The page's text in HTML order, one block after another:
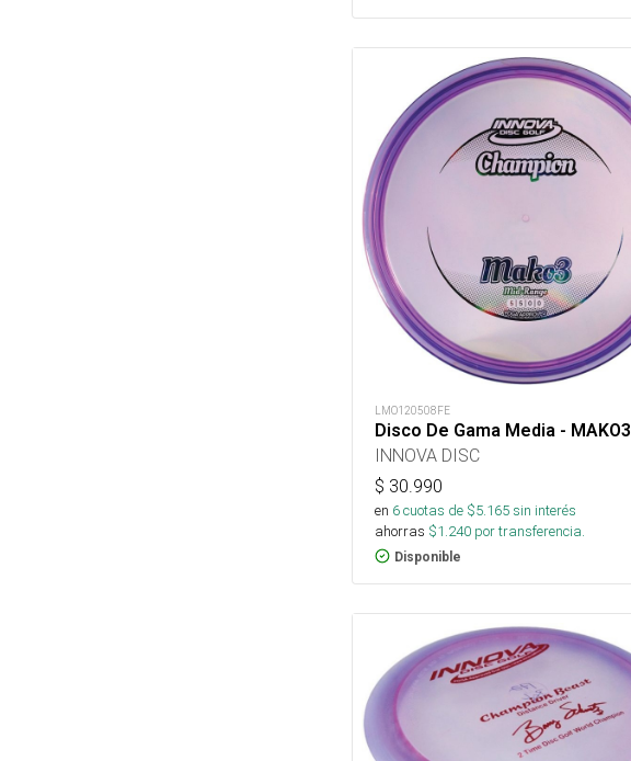
LMO120508FE
Disco De Gama Media - MAKO3
INNOVA DISC
$ 30.990
en 6cuotas de $5.165sin interés
ahorras $1.240 por transferencia.
Disponible